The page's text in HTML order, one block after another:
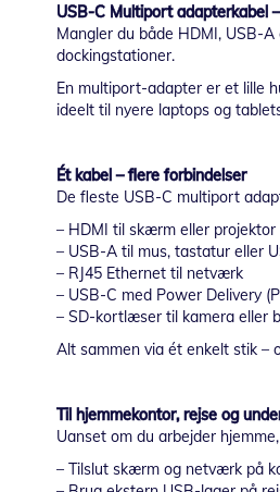
USB-C Multiport adapterkabel
Mangler du både HDMI, USB-
dockingstationer.
En multiport-adapter er et lille
ideelt til nyere laptops og
Ét kabel – flere forbindelser
De fleste USB-C multiport
– HDMI til skærm eller projektor
– USB-A til mus, tastatur eller
– RJ45 Ethernet til netværk
– USB-C med Power Delivery
– SD-kortlæser til kamera eller
Alt sammen via ét enkelt stik –
Til hjemmekontor, rejse og
Uanset om du arbejder
– Tilslut skærm og netværk på